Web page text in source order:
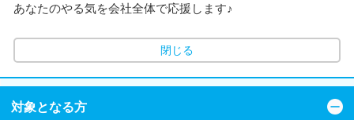
あなたのやる気を会社全体で応援します♪
閉じる
対象となる方